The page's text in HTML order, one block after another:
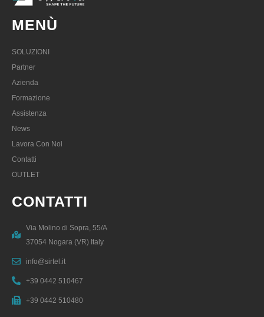
MENÙ
SOLUZIONI
Partner
Azienda
Formazione
Assistenza
News
Lavora Con Noi
Contatti
OUTLET
CONTATTI
Via Molino di Sopra, 55/A
37054 Nogara (VR) Italy
info@sirtel.it
+39 0442 510467
+39 0442 510480